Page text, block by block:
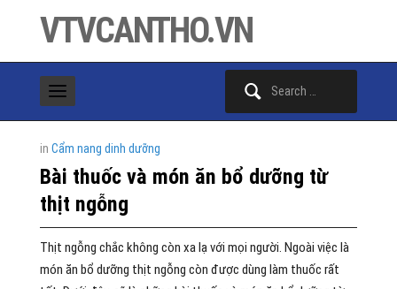
VTVCANTHO.VN
in Cẩm nang dinh dưỡng
Bài thuốc và món ăn bổ dưỡng từ
thịt ngỗng
Thịt ngỗng chắc không còn xa lạ với mọi người. Ngoài việc là
món ăn bổ dưỡng thịt ngỗng còn được dùng làm thuốc rất